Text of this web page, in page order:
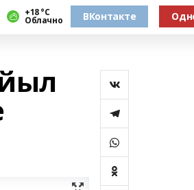
+18 °С
Облачно ВКонтакте